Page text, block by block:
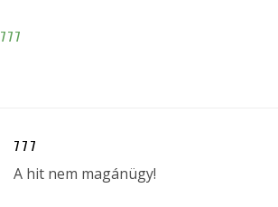
777
777
A hit nem magánügy!